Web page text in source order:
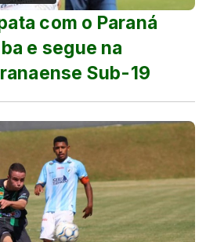
com o Paraná
e segue na
Sub-19